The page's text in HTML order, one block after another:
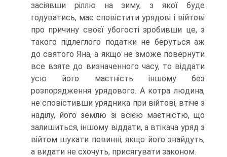
засіявши ріллю на зиму, з якої буде
годуватись, має сповістити урядові і війтові
про причину своєї убогості зробивши це, з
такого підлеглого податки не беруться аж
до святого Яна, а якщо не зможе повернути
все взяте до визначенного часу, то віддати
усю його маєтність іншому без
розпорядження урядового. A котра людина,
не сповістивши урядника при війтові, втіче з
наділу, його землю зі всією маєтністю, що
залишиться, іншому віддати, а втікача уряд з
війтом шукати повинні, якщо його знайдуть,
а видати не схочуть, присягувати законом.